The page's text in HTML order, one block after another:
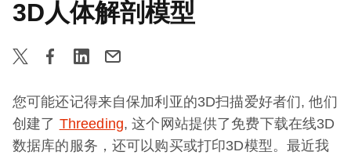
3D人体解剖模型
您可能还记得来自保加利亚的3D扫描爱好者们, 他们
创建了 Threeding, 这个网站提供了免费下载在线3D
数据库的服务，还可以购买或打印3D模型。最近我